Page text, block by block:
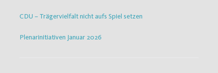
CDU – Trägervielfalt nicht aufs Spiel setzen
Plenarinitiativen Januar 2026